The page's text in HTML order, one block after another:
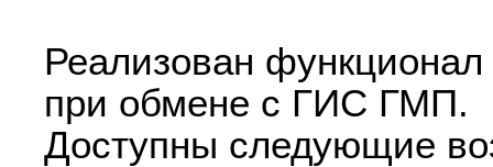
Реализован
при обмене с ГИС ГМП.
Доступны следующие